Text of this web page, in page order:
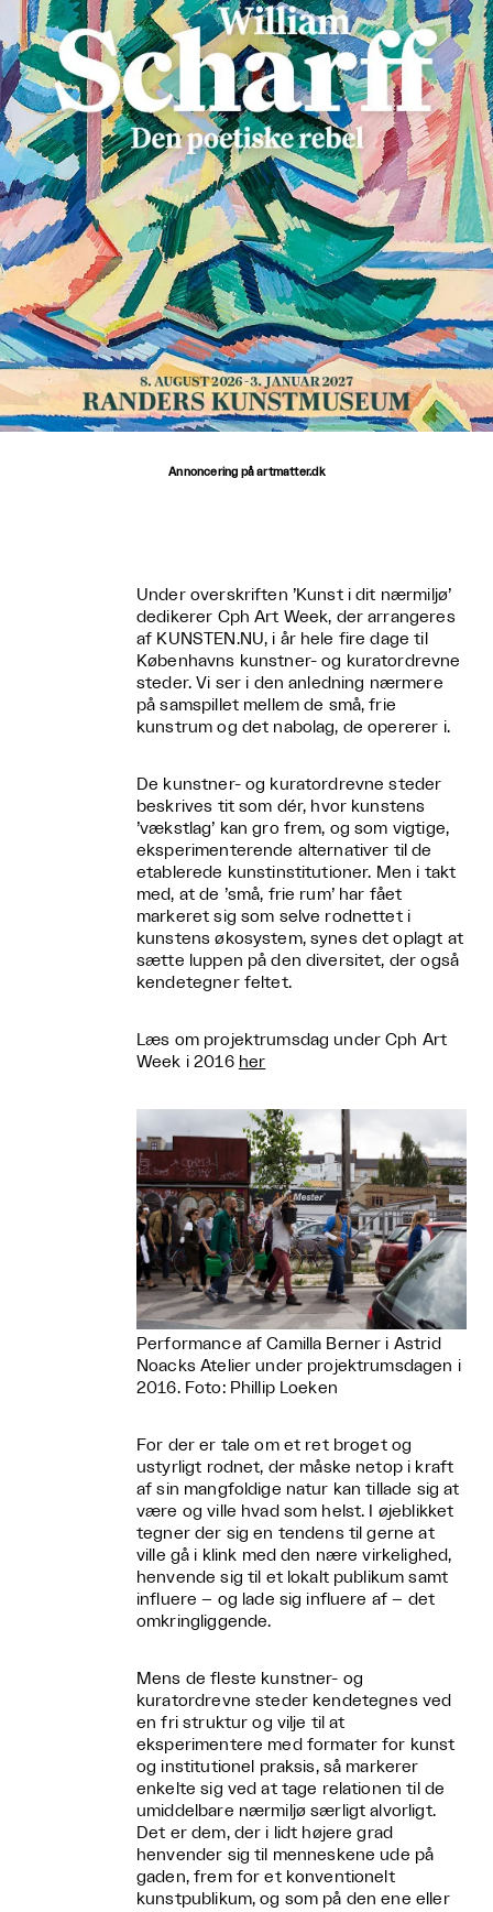
Annoncering på artmatter.dk
Under overskriften ’Kunst i dit nærmiljø’
dedikerer Cph Art Week, der arrangeres
af KUNSTEN.NU, i år hele fire dage til
Københavns kunstner- og kuratordrevne
steder. Vi ser i den anledning nærmere
på samspillet mellem de små, frie
kunstrum og det nabolag, de opererer i.
De kunstner- og kuratordrevne steder
beskrives tit som dér, hvor kunstens
’vækstlag’ kan gro frem, og som vigtige,
eksperimenterende alternativer til de
etablerede kunstinstitutioner. Men i takt
med, at de ’små, frie rum’ har fået
markeret sig som selve rodnettet i
kunstens økosystem, synes det oplagt at
sætte luppen på den diversitet, der også
kendetegner feltet.
Læs om projektrumsdag under Cph Art
Week i 2016 her
Performance af Camilla Berner i Astrid
Noacks Atelier under projektrumsdagen i
2016. Foto: Phillip Loeken
For der er tale om et ret broget og
ustyrligt rodnet, der måske netop i kraft
af sin mangfoldige natur kan tillade sig at
være og ville hvad som helst. I øjeblikket
tegner der sig en tendens til gerne at
ville gå i klink med den nære virkelighed,
henvende sig til et lokalt publikum samt
influere – og lade sig influere af – det
omkringliggende.
Mens de fleste kunstner- og
kuratordrevne steder kendetegnes ved
en fri struktur og vilje til at
eksperimentere med formater for kunst
og institutionel praksis, så markerer
enkelte sig ved at tage relationen til de
umiddelbare nærmiljø særligt alvorligt.
Det er dem, der i lidt højere grad
henvender sig til menneskene ude på
gaden, frem for et konventionelt
kunstpublikum, og som på den ene eller